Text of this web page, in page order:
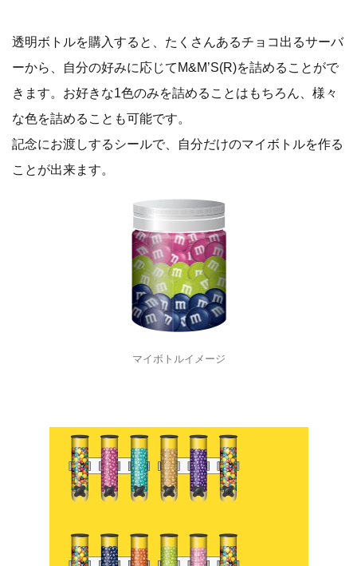
透明ボトルを購入すると、たくさんあるチョコ出るサーバ
ーから、自分の好みに応じてM&M’S(R)を詰めることがで
きます。お好きな1色のみを詰めることはもちろん、様々
な色を詰めることも可能です。
記念にお渡しするシールで、自分だけのマイボトルを作る
ことが出来ます。
マイボトルイメージ